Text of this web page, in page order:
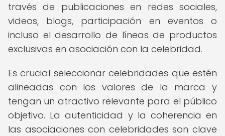
través de publicaciones en redes sociales,
videos, blogs, participación en eventos o
incluso el desarrollo de líneas de productos
exclusivas en asociación con la celebridad.
Es crucial seleccionar celebridades que estén
alineadas con los valores de la marca y
tengan un atractivo relevante para el público
objetivo. La autenticidad y la coherencia en
las asociaciones con celebridades son clave